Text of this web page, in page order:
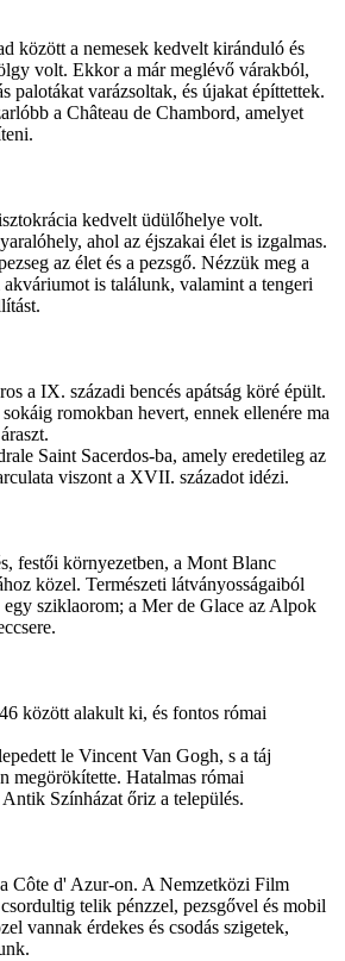
között a nemesek kedvelt kiránduló és
volt. Ekkor a már meglévő várakból,
palotákat varázsoltak, és újakat építtettek.
a Château de Chambord, amelyet
kedvelt üdülőhelye volt.
ahol az éjszakai élet is izgalmas.
az élet és a pezsgő. Nézzük meg a
is találunk, valamint a tengeri
a IX. századi bencés apátság köré épült.
romokban hevert, ennek ellenére ma
Saint Sacerdos-ba, amely eredetileg az
viszont a XVII. századot idézi.
festői környezetben, a Mont Blanc
közel. Természeti látványosságaiból
sziklaorom; a Mer de Glace az Alpok
között alakult ki, és fontos római
le Vincent Van Gogh, s a táj
megörökítette. Hatalmas római
Színházat őriz a település.
Côte d' Azur-on. A Nemzetközi Film
telik pénzzel, pezsgővel és mobil
vannak érdekes és csodás szigetek,